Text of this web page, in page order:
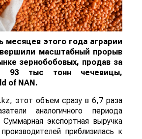
месяцев этого года аграрии
масштабный прорыв
зернобобовых, продав за
93 тыс тонн чечевицы,
of NAN.
этот объем сразу в 6,7 раза
аналогичного периода
экспортная выручка
приблизилась к